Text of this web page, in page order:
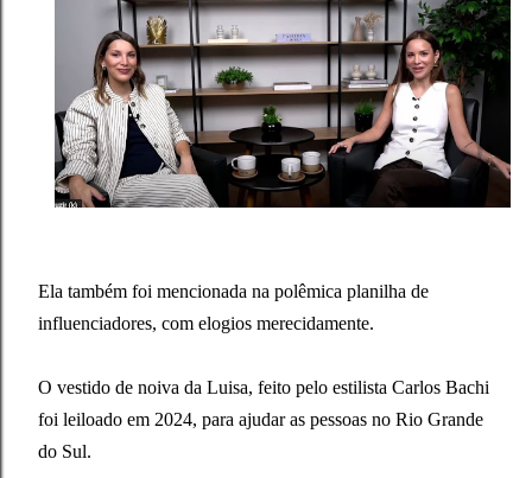
Ela também foi mencionada na polêmica planilha de
influenciadores, com elogios merecidamente.
O vestido de noiva da Luisa, feito pelo estilista Carlos Bachi
foi leiloado em 2024, para ajudar as pessoas no Rio Grande
do Sul.